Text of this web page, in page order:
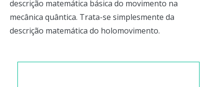
descrição matemática básica do movimento na
mecânica quântica. Trata-se simplesmente da
descrição matemática do holomovimento.